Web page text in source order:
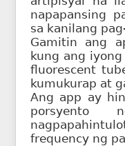
napapansing
sa kanilang
Gamitin ang
kung ang
fluorescent
kumukurap at
Ang app ay
porsyento
frequency ng